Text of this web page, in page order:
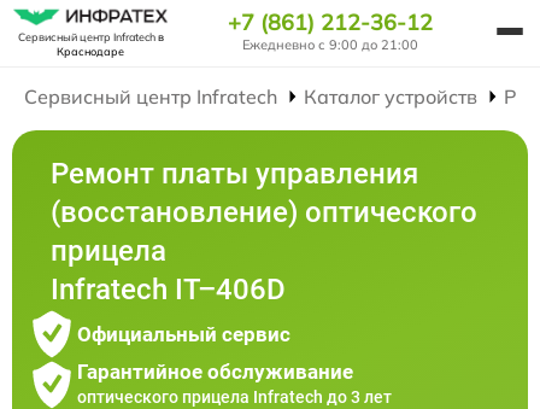
Сервисный центр Infratechв
Краснодаре
+7 (861) 212-36-12
Ежедневно с 9:00 до 21:00
Сервисный центр Infratech Каталог устройств
Ремонт платы управления
(восстановление) оптического
прицела
Infratech IT–406D
Официальный сервис
Гарантийное обслуживание
оптического прицела Infratech до 3 лет